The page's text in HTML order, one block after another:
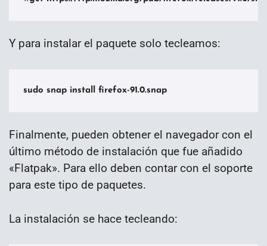
Y para instalar el paquete solo tecleamos:
sudo snap install firefox-91.0.snap
Finalmente, pueden obtener el navegador con el
último método de instalación que fue añadido
«Flatpak». Para ello deben contar con el soporte
para este tipo de paquetes.
La instalación se hace tecleando: